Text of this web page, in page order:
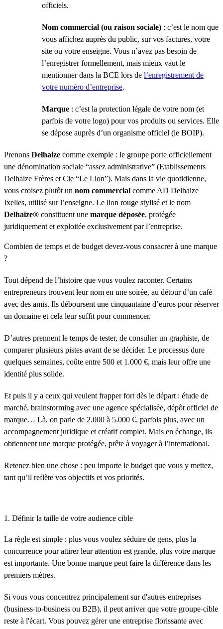
officiels.
Nom commercial (ou raison sociale) : c’est le nom que
vous affichez auprès du public, sur vos factures, votre
site ou votre enseigne. Vous n’avez pas besoin de
l’enregistrer formellement, mais mieux vaut le
mentionner dans la BCE lors de l’enregistrement de
votre numéro d’entreprise.
Marque : c’est la protection légale de votre nom (et
parfois de votre logo) pour vos produits ou services. Elle
se dépose auprès d’un organisme officiel (le BOIP).
Prenons Delhaize comme exemple : le groupe porte officiellement
une dénomination sociale “assez administrative” (Etablissements
Delhaize Frères et Cie “Le Lion”). Mais dans la vie quotidienne,
vous croisez plutôt un nom commercial comme AD Delhaize
Ixelles, utilisé sur l’enseigne. Le lion rouge stylisé et le nom
Delhaize® constituent une marque déposée, protégée
juridiquement et exploitée exclusivement par l’entreprise.
Combien de temps et de budget devez-vous consacrer à une marque
?
Tout dépend de l’histoire que vous voulez raconter. Certains
entrepreneurs trouvent leur nom en une soirée, au détour d’un café
avec des amis. Ils déboursent une cinquantaine d’euros pour réserver
un domaine et cela leur suffit pour commencer.
D’autres prennent le temps de tester, de consulter un graphiste, de
comparer plusieurs pistes avant de se décider. Le processus dure
quelques semaines, coûte entre 500 et 1.000 €, mais leur offre une
identité plus solide.
Et puis il y a ceux qui veulent frapper fort dès le départ : étude de
marché, brainstorming avec une agence spécialisée, dépôt officiel de
marque… Là, on parle de 2.000 à 5.000 €, parfois plus, avec un
accompagnement juridique et créatif complet. Mais en échange, ils
obtiennent une marque protégée, prête à voyager à l’international.
Retenez bien une chose : peu importe le budget que vous y mettez,
tant qu’il reflète vos objectifs et vos priorités.
1. Définir la taille de votre audience cible
La règle est simple : plus vous voulez séduire de gens, plus la
concurrence pour attirer leur attention est grande, plus votre marque
est importante. Une bonne marque peut faire la différence dans les
premiers mètres.
Si vous vous concentrez principalement sur d'autres entreprises
(business-to-business ou B2B), il peut arriver que votre groupe-cible
reste à l'écart. Vous pouvez gérer une entreprise florissante avec